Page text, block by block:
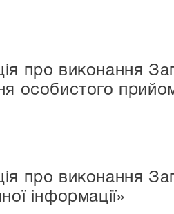
про виконання
особистого
про виконання
інформації»